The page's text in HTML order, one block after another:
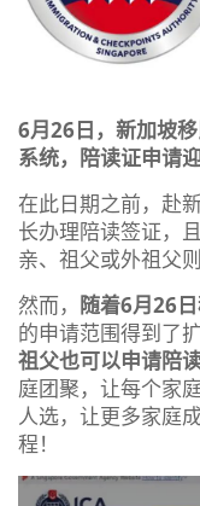
6月26日，新加坡
系统，陪读证申请
在此日期之前，赴
长办理陪读签证，
亲、祖父或外祖父
然而， 随着6月26
的申请范围得到了
祖父也可以申请陪
庭团聚，让每个家
人选，让更多家庭
程！